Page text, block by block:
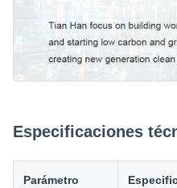
Especificaciones
Parámetro